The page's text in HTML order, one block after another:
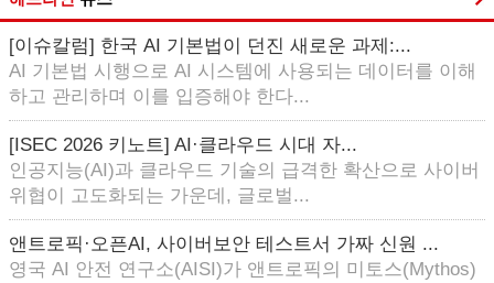
[이슈칼럼] 한국 AI 기본법이 던진 새로운 과제:...
AI 기본법 시행으로 AI 시스템에 사용되는 데이터를 이해
하고 관리하며 이를 입증해야 한다...
[ISEC 2026 키노트] AI·클라우드 시대 자...
인공지능(AI)과 클라우드 기술의 급격한 확산으로 사이버
위협이 고도화되는 가운데, 글로벌...
앤트로픽·오픈AI, 사이버보안 테스트서 가짜 신원 ...
영국 AI 안전 연구소(AISI)가 앤트로픽의 미토스(Mythos)